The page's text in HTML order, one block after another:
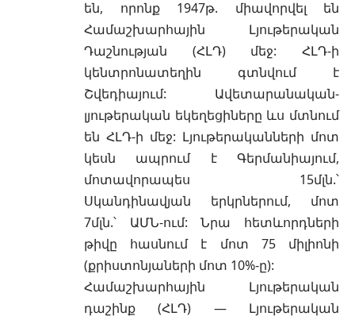
են, որոնք 1947թ. միավորվել են
Համաշխարհային Լյութերական
Դաշնության (ՀԼԴ) մեջ: ՀԼԴ-ի
կենտրոնատեղին գտնվում է
Շվեդիայում: Ավետարանական-
լյութերական եկեղեցիները ևս մտնում
են ՀԼԴ-ի մեջ: Լյութերականների մոտ
կեսն ապրում է Գերմանիայում,
մոտավորապես 15մլն.՝
Սկանդինավյան երկրներում, մոտ
7մլն.՝ ԱՄՆ-ում: Նրա հետևորդների
թիվը հասնում է մոտ 75 միլիոնի
(քրիստոնյաների մոտ 10%-ը):
Համաշխարհային Լյութերական
դաշինք (ՀԼԴ) — Լյութերական